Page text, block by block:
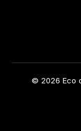
© 2026 Eco